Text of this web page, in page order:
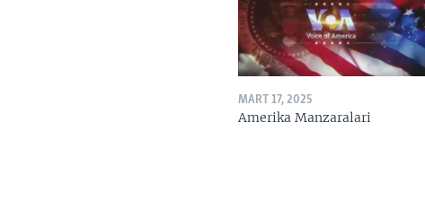
MART 17, 2025
Amerika Manzaralari